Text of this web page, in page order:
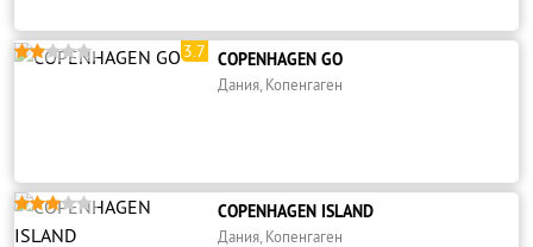
 3.7 COPENHAGEN GO
Дания, Копенгаген
 COPENHAGEN ISLAND
Дания, Копенгаген